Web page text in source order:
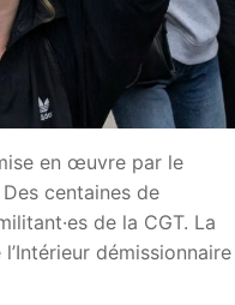
en œuvre par le
centaines de
de la CGT. La
démissionnaire